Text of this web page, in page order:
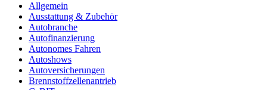
Allgemein
Ausstattung & Zubehör
Autobranche
Autofinanzierung
Autonomes Fahren
Autoshows
Autoversicherungen
Brennstoffzellenantrieb